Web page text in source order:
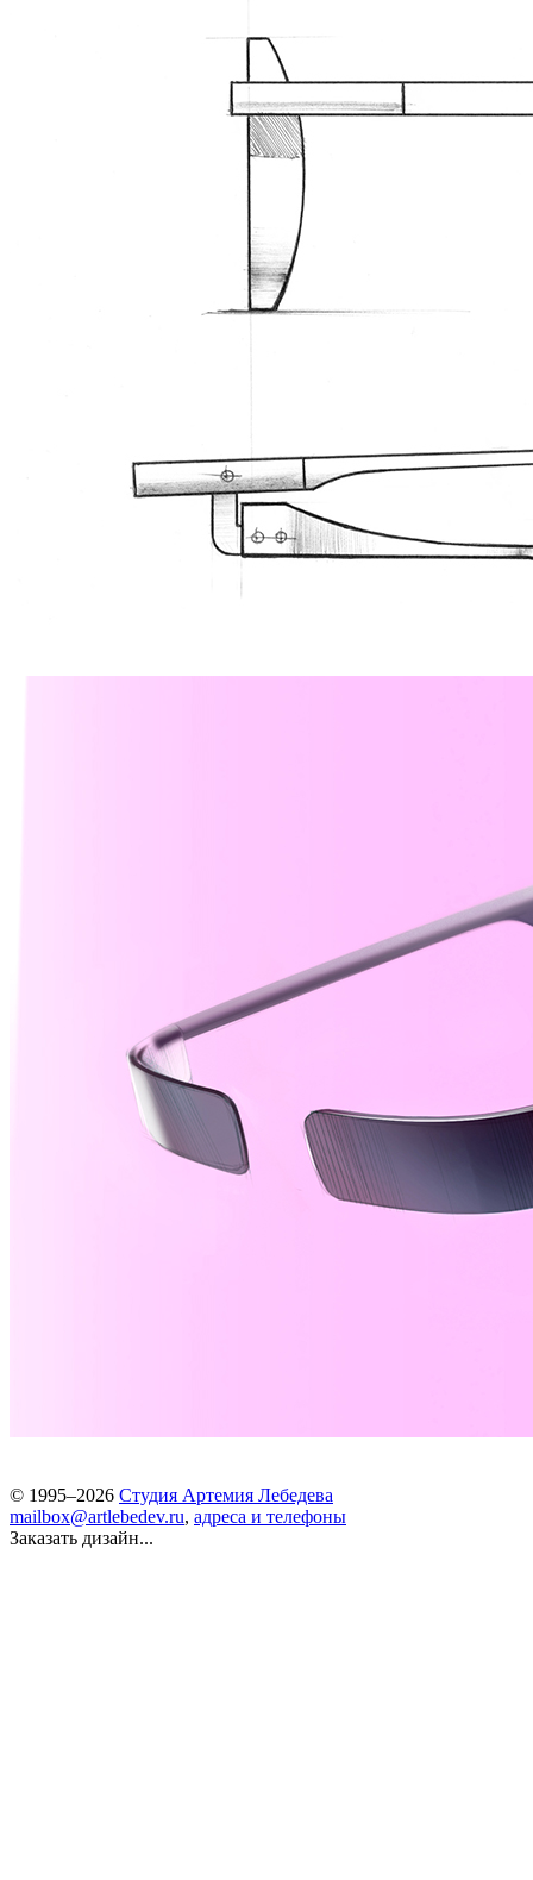
© 1995–2026 Студия Артемия Лебедева
mailbox@artlebedev.ru, адреса и телефоны
Заказать дизайн...